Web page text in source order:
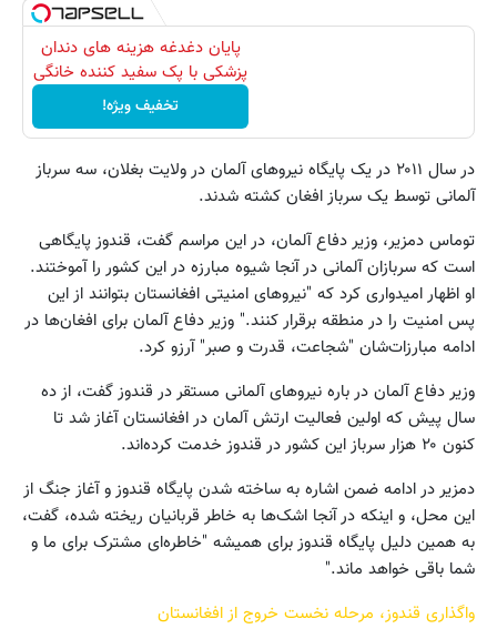
پایان دغدغه هزینه های دندان
پزشکی با پک سفید کننده خانگی
تخفیف ویژه!
در سال ۲۰۱۱ در یک پایگاه نیروهای آلمان در ولایت بغلان، سه سرباز
آلمانی توسط یک سرباز افغان کشته شدند.
توماس دمزیر، وزیر دفاع آلمان، در این مراسم گفت، قندوز پایگاهی
است که سربازان آلمانی در آنجا شیوه مبارزه در این کشور را آموختند.
او اظهار امیدواری کرد که "نیروهای امنیتی افغانستان بتوانند از این
پس امنیت را در منطقه برقرار کنند." وزیر دفاع آلمان برای افغان‌ها در
ادامه مبارزات‌شان "شجاعت، قدرت و صبر" آرزو کرد.
وزیر دفاع آلمان در باره نیروهای آلمانی مستقر در قندوز گفت، از ده
سال پیش که اولین فعالیت ارتش آلمان در افغانستان آغاز شد تا
کنون ۲۰ هزار سرباز این کشور در قندوز خدمت کرده‌اند.
دمزیر در ادامه ضمن اشاره به ساخته شدن پایگاه قندوز و آغاز جنگ از
این محل، و اینکه در آنجا اشک‌ها به خاطر قربانیان ریخته شده، گفت،
به همین دلیل پایگاه قندوز برای همیشه "خاطره‌ای مشترک برای ما و
شما باقی خواهد ماند."
واگذاری قندوز، مرحله نخست خروج از افغانستان